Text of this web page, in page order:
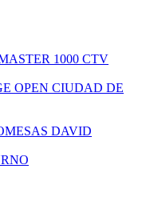
1000 CTV
OPEN CIUDAD DE
DAVID